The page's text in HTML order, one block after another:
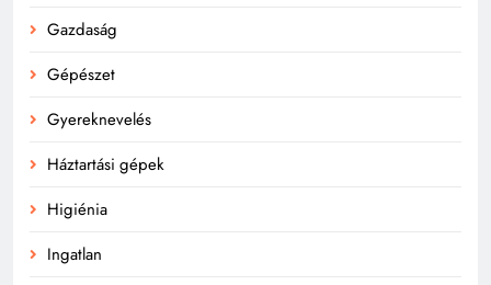
Gazdaság
Gépészet
Gyereknevelés
Háztartási gépek
Higiénia
Ingatlan